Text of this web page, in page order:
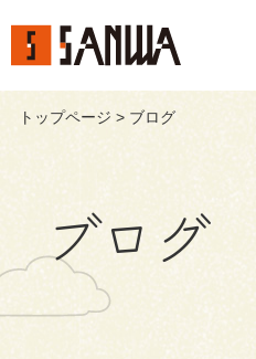
トップページ > ブログ
ブログ